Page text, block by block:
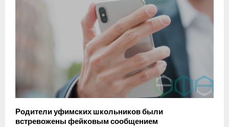
Родители уфимских школьников были
встревожены фейковым сообщением